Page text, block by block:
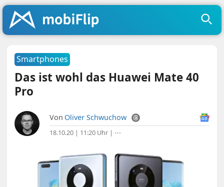
Smartphones
Das ist wohl das Huawei Mate 40
Pro
Von Oliver Schwuchow
18.10.20 | 11:20 Uhr | ⋯